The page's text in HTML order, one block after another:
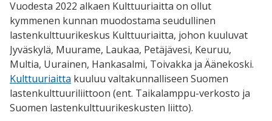
Vuodesta 2022 alkaen Kulttuuriaitta on ollut
kymmenen kunnan muodostama seudullinen
lastenkulttuurikeskus Kulttuuriaitta, johon kuuluvat
Jyväskylä, Muurame, Laukaa, Petäjävesi, Keuruu,
Multia, Uurainen, Hankasalmi, Toivakka ja Äänekoski.
Kulttuuriaitta kuuluu valtakunnalliseen Suomen
lastenkulttuuriliittoon (ent. Taikalamppu-verkosto ja
Suomen lastenkulttuurikeskusten liitto).